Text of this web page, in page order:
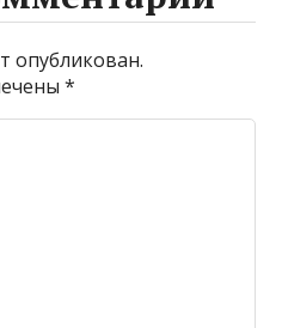
опубликован.
*